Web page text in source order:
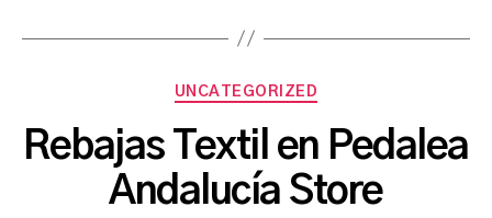
Categories
UNCATEGORIZED
Rebajas Textil en Pedalea
Andalucía Store
y
a
s